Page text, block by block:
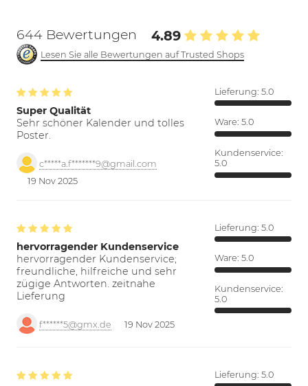
644 Bewertungen 4.89
Lesen Sie alle Bewertungen auf Trusted Shops
Super Qualität
Sehr schöner Kalender und tolles
Poster.
c*****a.f*******9@gmail.com
19 Nov 2025
Lieferung: 5.0
Ware: 5.0
Kundenservice:
5.0
hervorragender Kundenservice
hervorragender Kundenservice;
freundliche, hilfreiche und sehr
zügige Antworten. zeitnahe
Lieferung
f******5@gmx.de 19 Nov 2025
Lieferung: 5.0
Ware: 5.0
Kundenservice:
5.0
Lieferung: 5.0